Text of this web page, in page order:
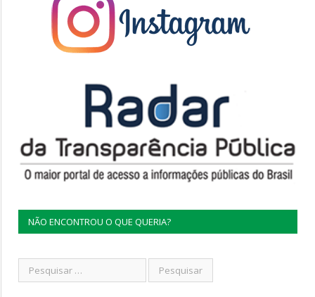
NÃO ENCONTROU O QUE QUERIA?